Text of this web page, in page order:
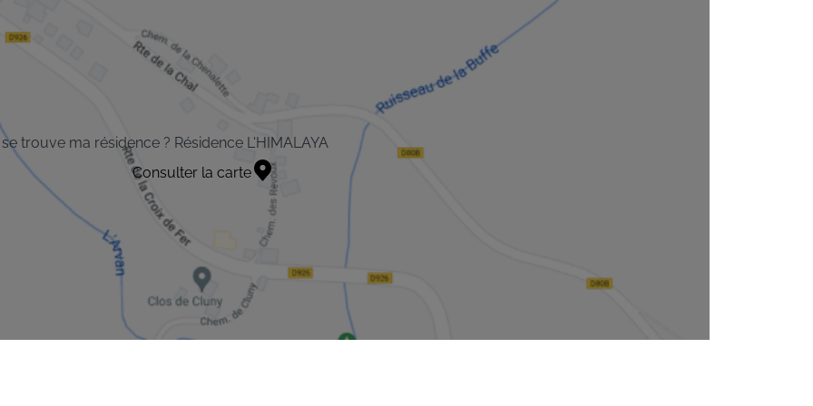
trouve ma résidence ? Résidence L'HIMALAYA
Consulter la carte